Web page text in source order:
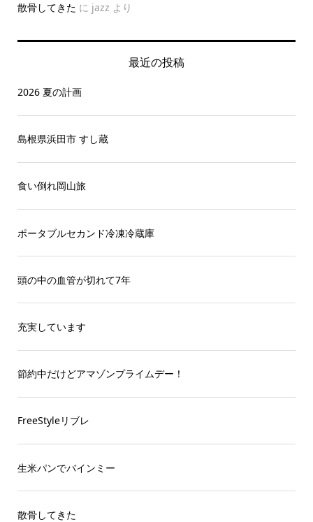
散骨してきた に jazz より
最近の投稿
2026 夏の計画
島根県浜田市 すし蔵
食い倒れ岡山旅
ポータブルセカンド冷凍冷蔵庫
頭の中の血管が切れて7年
充実しています
節約中だけどアマゾンプライムデー！
FreeStyleリブレ
生米パンでバインミー
散骨してきた